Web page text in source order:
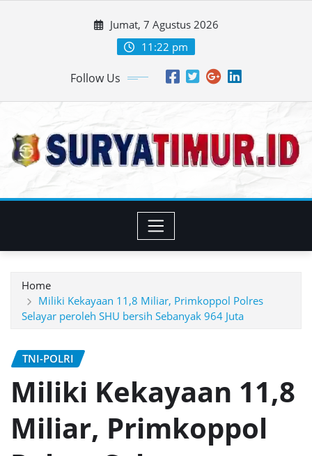
Jumat, 7 Agustus 2026
11:22 pm
Follow Us
Home
Miliki Kekayaan 11,8 Miliar, Primkoppol Polres
Selayar peroleh SHU bersih Sebanyak 964 Juta
TNI-POLRI
Miliki Kekayaan 11,8
Miliar, Primkoppol